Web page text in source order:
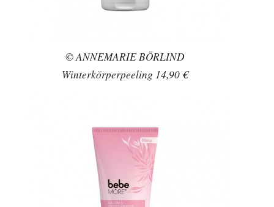
© ANNEMARIE BÖRLIND
Winterkörperpeeling 14,90 €